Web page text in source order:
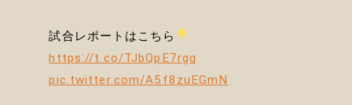
試合レポートはこちら
https://t.co/TJbQpE7rgq
pic.twitter.com/A5f8zuEGmN